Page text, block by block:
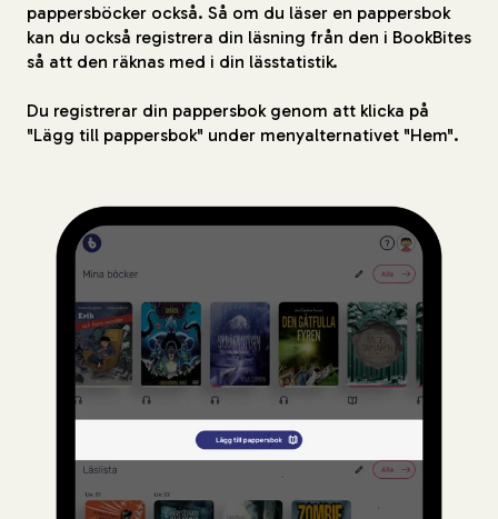
pappersböcker också. Så om du läser en pappersbok
kan du också registrera din läsning från den i BookBites
så att den räknas med i din lässtatistik.
Du registrerar din pappersbok genom att klicka på
"Lägg till pappersbok" under menyalternativet "Hem".